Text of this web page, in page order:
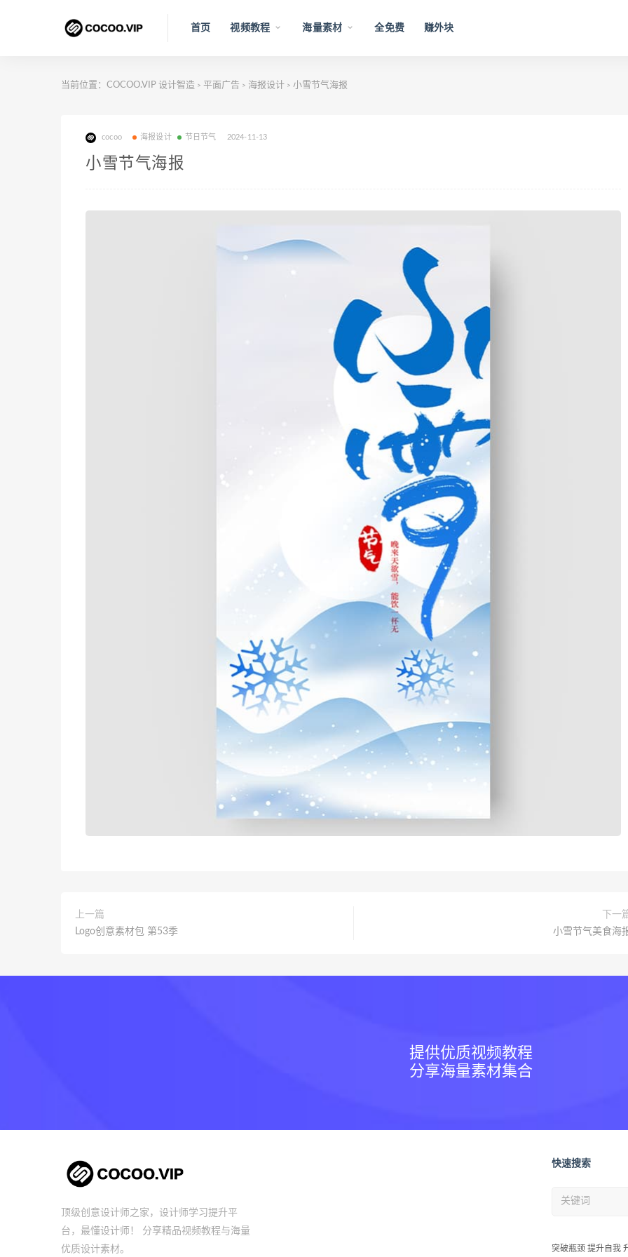
首页 视频教程 海量素材 全免费 赚外块
当前位置： COCOO.VIP 设计智造 > 平面广告 > 海报设计 > 小雪节气海报
cocoo 海报设计 节日节气 2024-11-13
小雪节气海报
上一篇
Logo创意素材包 第53季
下一
小雪节气美食海
提供优质视频教程
分享海量素材集合
顶级创意设计师之家，设计师学习提升平
台，最懂设计师！ 分享精品视频教程与海量
优质设计素材。
快速搜索
突破瓶颈 提升自我